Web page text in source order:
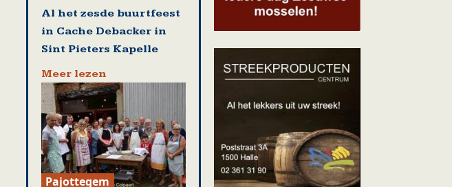
Al het zesde buurtfeest
in Cache Debacker in
Sint Pieters Kapelle
Meer lezen
Pajottegem